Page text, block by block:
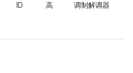
ID 高 调制解调器